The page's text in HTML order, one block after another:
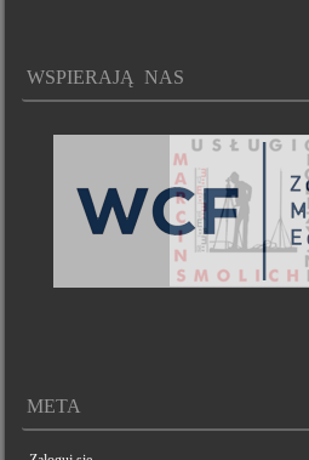
WSPIERAJĄ NAS
META